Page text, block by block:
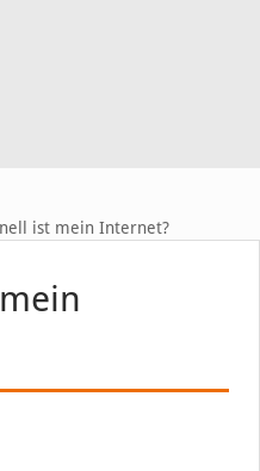
ist mein Internet?